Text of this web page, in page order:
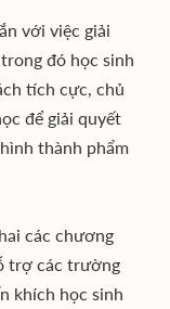
với việc giải
đó học sinh
tích cực, chủ
để giải quyết
thành phẩm
các chương
trợ các trường
khích học sinh